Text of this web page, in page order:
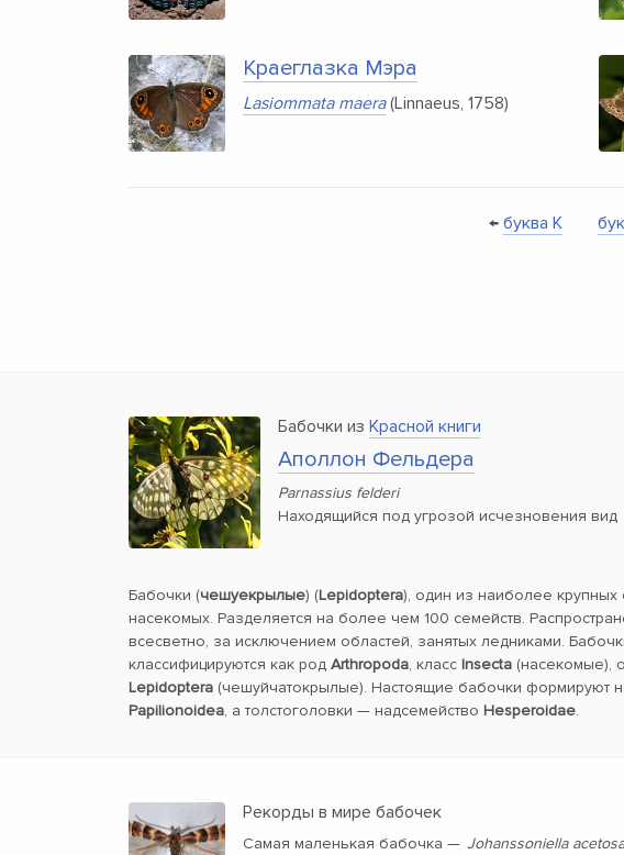
Краеглазка Мэра
Lasiommata maera(Linnaeus, 1758)
← буква K
Бабочки из Красной книги
Аполлон Фельдера
Parnassius felderi
Находящийся под угрозой исчезновения вид
Бабочки (чешуекрылые) (Lepidoptera), один из наиболее крупных
насекомых. Разделяется на более чем 100 семейств.
всесветно, за исключением областей, занятых ледниками.
классифицируются как род Arthropoda, класс Insecta (насекомые),
Lepidoptera (чешуйчатокрылые). Настоящие бабочки формируют
Papilionoidea, а толстоголовки — надсемейство Hesperoidae.
Рекорды в мире бабочек
Самая маленькая бабочка — Johanssoniella